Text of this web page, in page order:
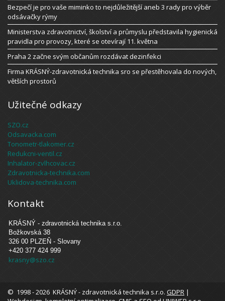
Bezpečí je pro vaše miminko to nejdůležitější aneb 3 rady pro výběr
odsávačky rýmy
Ministerstva zdravotnictví, školství a průmyslu představila hygienická
pravidla pro provozy, které se otevírají 11. května
Praha 2 začne svým občanům rozdávat dezinfekci
Firma KRÁSNÝ-zdravotnická technika sro se přestěhovala do nových,
větších prostorů
Užitečné odkazy
SZO.cz
Odsavacka.com
Tonometr-tlakomer.cz
Redukcni-ventil.cz
Inhalator-zvlhcovac.cz
Zdravotnicka-technika.com
Uklidova-technika.com
Kontakt
KRÁSNÝ - zdravotnická technika s.r.o.
Božkovská 38
326 00 PLZEŇ - Slovany
+420 377 424 999
krasny@szo.cz
© 1998 - 2026 KRÁSNÝ - zdravotnická technika s.r.o. GDPR |